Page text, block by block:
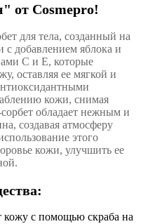
от Cosmepro!
для тела, созданный на
с добавлением яблока и
С и Е, которые
оставляя ее мягкой и
кожи, снимая
обладает нежным и
создавая атмосферу
этого
кожи, улучшить ее
с помощью скраба на